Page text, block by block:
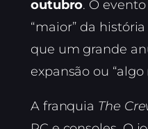
outubro. O
“maior” da
que um grande
expansão ou
A franquia The